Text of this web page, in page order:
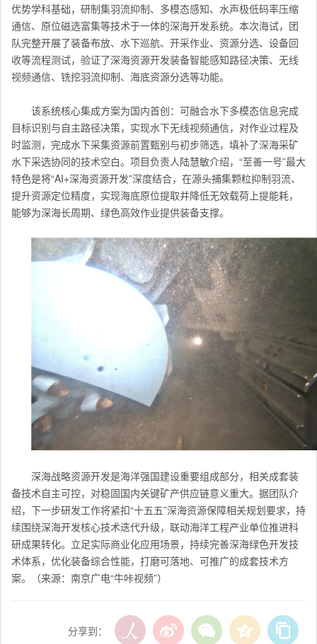
优势学科基础，研制集羽流抑制、多模态感知、水声极低码率压缩
通信、原位磁选富集等技术于一体的深海开发系统。本次海试，团
队完整开展了装备布放、水下巡航、开采作业、资源分选、设备回
收等流程测试，验证了深海资源开发装备智能感知路径决策、无线
视频通信、铣挖羽流抑制、海底资源分选等功能。
该系统核心集成方案为国内首创：可融合水下多模态信息完成
目标识别与自主路径决策，实现水下无线视频通信，对作业过程及
时监测，完成水下采集资源前置甄别与初步筛选，填补了深海采矿
水下采选协同的技术空白。项目负责人陆慧敏介绍，“至善一号”最大
特色是将“AI+深海资源开发”深度结合，在源头捕集颗粒抑制羽流、
提升资源定位精度，实现海底原位提取并降低无效载荷上提能耗，
能够为深海长周期、绿色高效作业提供装备支撑。
深海战略资源开发是海洋强国建设重要组成部分，相关成套装
备技术自主可控，对稳固国内关键矿产供应链意义重大。据团队介
绍，下一步研发工作将紧扣“十五五”深海资源保障相关规划要求，持
续围绕深海开发核心技术迭代升级，联动海洋工程产业单位推进科
研成果转化。立足实际商业化应用场景，持续完善深海绿色开发技
术体系，优化装备综合性能，打磨可落地、可推广的成套技术方
案。（来源：南京广电“牛咔视频”）
分享到：